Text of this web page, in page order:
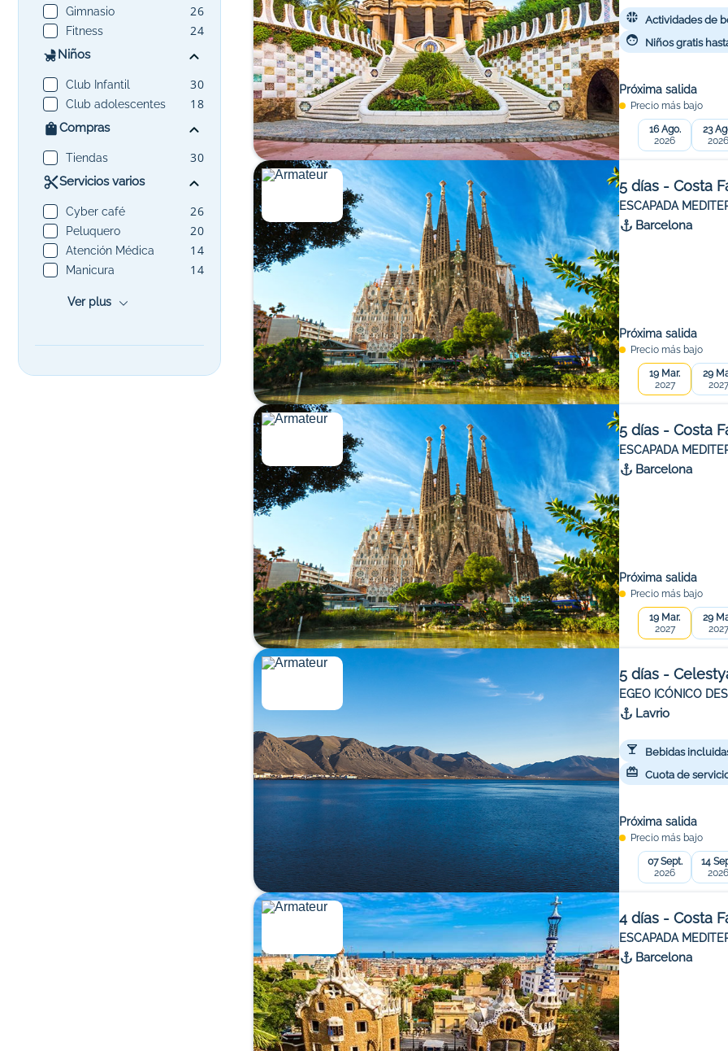
Gimnasio 26
Fitness 24
Niños
Club Infantil 30
Club adolescentes 18
Compras
Tiendas 30
Servicios varios
Cyber café 26
Peluquero 20
Atención Médica 14
Manicura 14
Ver plus
Actividades de
Niños gratis
Próxima salida
Precio más bajo
16 Ago.
2026
23
2026
5 días - Costa
ESCAPADA
Barcelona
Próxima salida
Precio más bajo
19 Mar.
2027
29
2027
5 días - Costa
ESCAPADA
Barcelona
Próxima salida
Precio más bajo
19 Mar.
2027
29
2027
5 días -
EGEO ICÓNICO
Lavrio
Bebidas
Cuota de
Próxima salida
Precio más bajo
07 Sept.
2026
14
2026
4 días - Costa
ESCAPADA
Barcelona